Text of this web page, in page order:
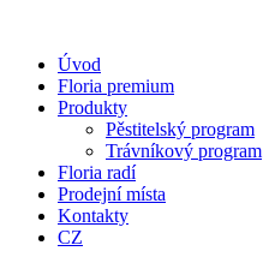
Úvod
Floria premium
Produkty
Pěstitelský program
Trávníkový program
Floria radí
Prodejní místa
Kontakty
CZ